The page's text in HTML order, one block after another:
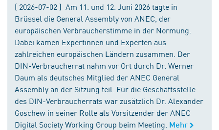
( 2026-07-02 ) Am 11. und 12. Juni 2026 tagte in
Brüssel die General Assembly von ANEC, der
europäischen Verbraucherstimme in der Normung.
Dabei kamen Expertinnen und Experten aus
zahlreichen europäischen Ländern zusammen. Der
DIN-Verbraucherrat nahm vor Ort durch Dr. Werner
Daum als deutsches Mitglied der ANEC General
Assembly an der Sitzung teil. Für die Geschäftsstelle
des DIN-Verbraucherrats war zusätzlich Dr. Alexander
Goschew in seiner Rolle als Vorsitzender der ANEC
Digital Society Working Group beim Meeting. Mehr